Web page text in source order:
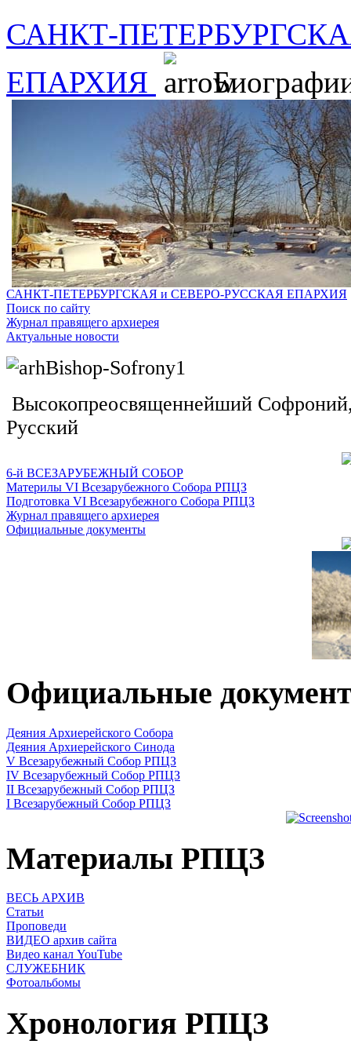
САНКТ-
ЕПАРХИЯ
САНКТ-ПЕТЕРБУРГСКАЯ и СЕВЕРО-РУССКАЯ ЕПАРХИЯ
Поиск по сайту
Журнал правящего архиерея
Актуальные новости
Высокопреосвященнейший
Русский
6-й ВСЕЗАРУБЕЖНЫЙ СОБОР
Материлы VI Всезарубежного Собора РПЦЗ
Подготовка VI Всезарубежного Собора РПЦЗ
Журнал правящего архиерея
Официальные документы
Официальные
Деяния Архиерейского Собора
Деяния Архиерейского Синода
V Всезарубежный Собор РПЦЗ
IV Всезарубежный Собор РПЦЗ
II Всезарубежный Собор РПЦЗ
I Всезарубежный Собор РПЦЗ
Материалы РПЦЗ
ВЕСЬ АРХИВ
Статьи
Проповеди
ВИДЕО архив сайта
Видео канал YouTube
СЛУЖЕБНИК
Фотоальбомы
Хронология РПЦЗ